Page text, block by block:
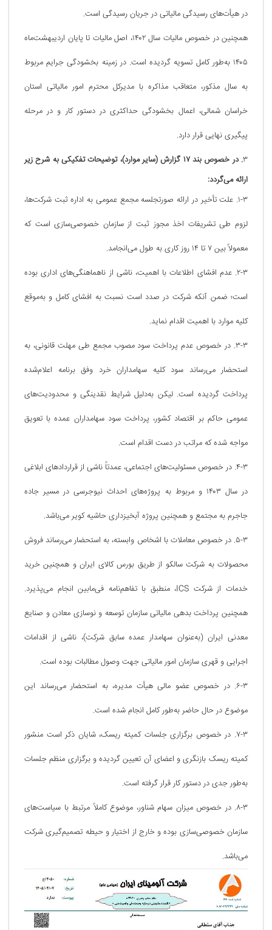
در هیأت‌های رسیدگی مالیاتی در جریان رسیدگی است.
همچنین در خصوص مالیات سال ۱۴۰۲، اصل مالیات تا پایان اردیبهشت‌ماه
۱۴۰۵ به‌طور کامل تسویه گردیده است. در زمینه بخشودگی جرایم مربوط
به سال مذکور، متعاقب مذاکره با مدیرکل محترم امور مالیاتی استان
خراسان شمالی، اعمال بخشودگی حداکثری در دستور کار و در مرحله
پیگیری نهایی قرار دارد.
. در خصوص بند ۱۷ گزارش (سایر موارد)، توضیحات تفکیکی به شرح زیر
ارائه می‌گردد:
۱-۳. علت تأخیر در ارائه صورتجلسه مجمع عمومی به اداره ثبت شرکت‌ها،
لزوم طی تشریفات اخذ مجوز ثبت از سازمان خصوصی‌سازی است که
معمولاً بین ۷ تا ۱۴ روز کاری به طول می‌انجامد.
۲-۳. عدم افشای اطلاعات با اهمیت، ناشی از ناهماهنگی‌های اداری بوده
است؛ ضمن آنکه شرکت در صدد است نسبت به افشای کامل و به‌موقع
کلیه موارد با اهمیت اقدام نماید.
۳-۳. در خصوص عدم پرداخت سود مصوب مجمع طی مهلت قانونی، به
استحضار می‌رساند سود کلیه سهامداران خرد وفق برنامه اعلام‌شده
پرداخت گردیده است. لیکن به‌دلیل شرایط نقدینگی و محدودیت‌های
عمومی حاکم بر اقتصاد کشور، پرداخت سود سهامداران عمده با تعویق
مواجه شده که مراتب در دست اقدام است.
۴-۳. در خصوص مسئولیت‌های اجتماعی، عمدتاً ناشی از قراردادهای ابلاغی
در سال ۱۴۰۳ و مربوط به پروژه‌های احداث نیوجرسی در مسیر جاده
جاجرم به مجتمع و همچنین پروژه آبخیزداری حاشیه کویر می‌باشد.
۵-۳. در خصوص معاملات با اشخاص وابسته، به استحضار می‌رساند فروش
محصولات به شرکت سالکو از طریق بورس کالای ایران و همچنین خرید
خدمات از شرکت ICS، منطبق با تفاهم‌نامه فی‌مابین انجام می‌پذیرد.
همچنین پرداخت بدهی مالیاتی سازمان توسعه و نوسازی معادن و صنایع
معدنی ایران (به‌عنوان سهامدار عمده سابق شرکت)، ناشی از اقدامات
اجرایی و قهری سازمان امور مالیاتی جهت وصول مطالبات بوده است.
۶-۳. در خصوص عضو مالی هیأت مدیره، به استحضار می‌رساند این
موضوع در حال حاضر به‌طور کامل انجام شده است.
۷-۳. در خصوص برگزاری جلسات کمیته ریسک، شایان ذکر است منشور
کمیته ریسک بازنگری و اعضای آن تعیین گردیده و برگزاری منظم جلسات
به‌طور جدی در دستور کار قرار گرفته است.
۸-۳. در خصوص میزان سهام شناور، موضوع کاملاً مرتبط با سیاست‌های
سازمان خصوصی‌سازی بوده و خارج از اختیار و حیطه تصمیم‌گیری شرکت
می‌باشد.